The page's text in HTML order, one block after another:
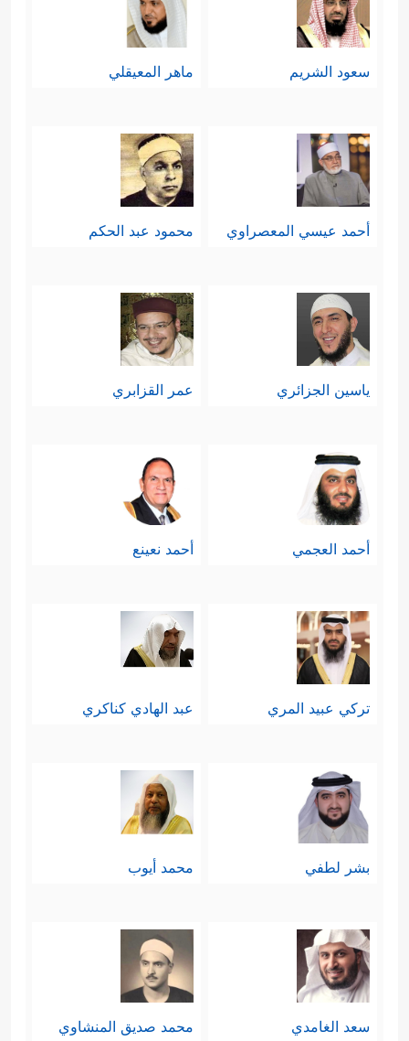
سعود الشريم ماهر المعيقلي
أحمد عيسي المعصراوي محمود عبد الحكم
ياسين الجزائري عمر القزابري
أحمد العجمي أحمد نعينع
تركي عبيد المري عبد الهادي كناكري
بشر لطفي محمد أيوب
سعد الغامدي محمد صديق المنشاوي